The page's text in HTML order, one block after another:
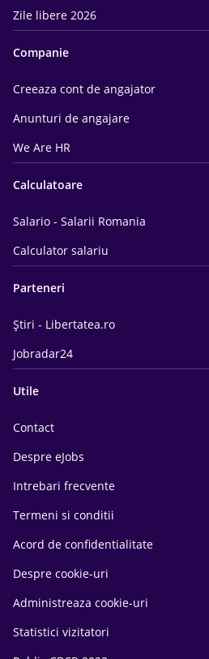
Zile libere 2026
Companie
Creeaza cont de angajator
Anunturi de angajare
We Are HR
Calculatoare
Salario - Salarii Romania
Calculator salariu
Parteneri
Știri - Libertatea.ro
Jobradar24
Utile
Contact
Despre eJobs
Intrebari frecvente
Termeni si conditii
Acord de confidentialitate
Despre cookie-uri
Administreaza cookie-uri
Statistici vizitatori